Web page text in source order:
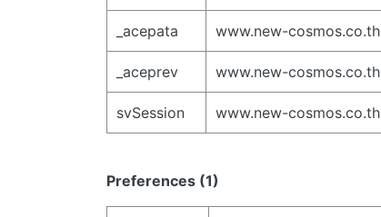
_acepata www.new-cosmos.co.th
_aceprev www.new-cosmos.co.th
svSession www.new-cosmos.co.th
Preferences (1)